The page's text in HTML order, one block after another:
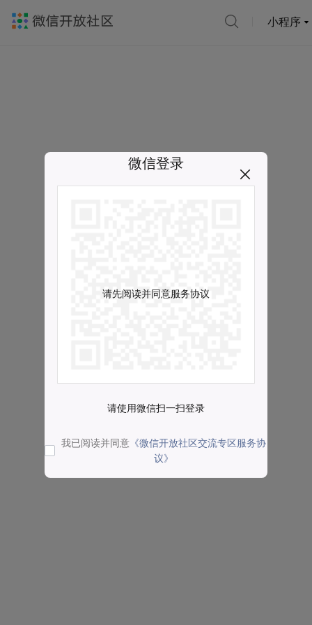
小程序
微信登录
请先阅读并同意服务协议
请使用微信扫一扫登录
我已阅读并同意 《微信开放社区交流专区服务协
议》